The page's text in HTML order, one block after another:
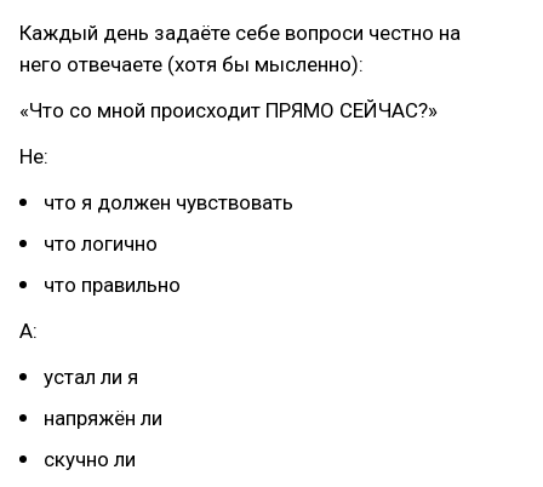
Каждый день задаёте себе вопроси честно на
него отвечаете (хотя бы мысленно):
«Что со мной происходит ПРЯМО СЕЙЧАС?»
Не:
что я должен чувствовать
что логично
что правильно
А:
устал ли я
напряжён ли
скучно ли